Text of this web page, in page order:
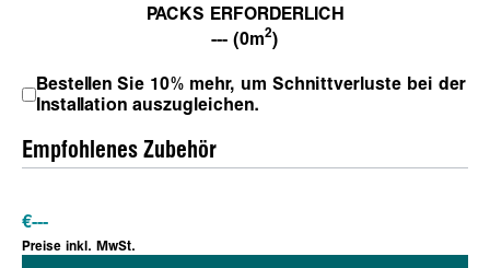
PACKS ERFORDERLICH
--- (0m2)
Bestellen Sie 10% mehr, um Schnittverluste bei der
Installation auszugleichen.
Empfohlenes Zubehör
€---
Preise inkl. MwSt.